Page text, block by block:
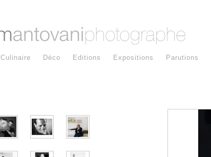
Culinaire Déco Editions Expositions Parutions